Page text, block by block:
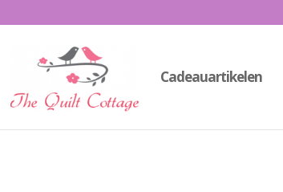
Cadeauartikelen